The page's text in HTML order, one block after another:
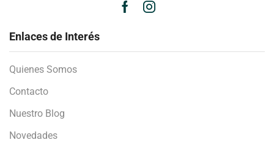
Enlaces de Interés
Quienes Somos
Contacto
Nuestro Blog
Novedades